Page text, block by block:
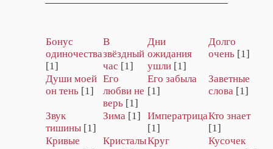
Бонус
одиночества
[1]
В
звёздный
час [1]
Дни
ожидания
ушли [1]
Долго
очень [1]
Души моей
он тень [1]
Его
любви не
верь [1]
Его забыла
[1]
Заветные
слова [1]
Звук
тишины [1]
Зима [1]
Императрица
[1]
Кто знает
[1]
Кривые
КристалыКруг
Кусочек